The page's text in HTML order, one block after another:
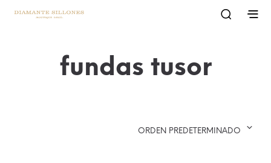
fundas tusor
ORDEN PREDETERMINADO